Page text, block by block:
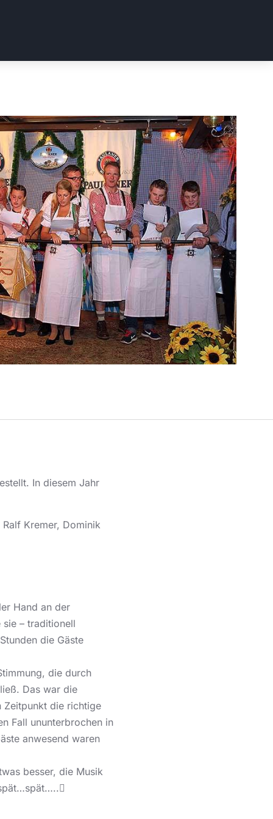
In diesem Jahr
Kremer, Dominik
Hand an der
– traditionell
die Gäste
die durch
Das war die
Zeitpunkt die richtige
Fall ununterbrochen in
anwesend waren
besser, die Musik
